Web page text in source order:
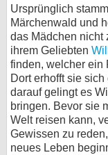
Ursprünglich
Märchenwald und
das Mädchen nicht
ihrem Geliebten
finden, welcher ein
Dort erhofft sie
darauf gelingt es
bringen. Bevor sie
Welt reisen kann,
Gewissen zu
neues Leben